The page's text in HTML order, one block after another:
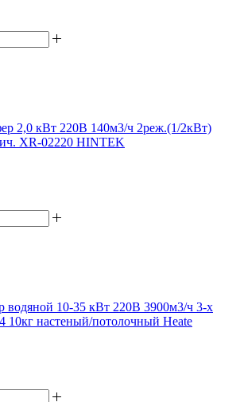
2,0 кВт 220B 140м3/ч 2реж.(1/2кВт)
XR-02220 HINTEK
водяной 10-35 кВт 220В 3900м3/ч 3-х
10кг настеный/потолочный Heate